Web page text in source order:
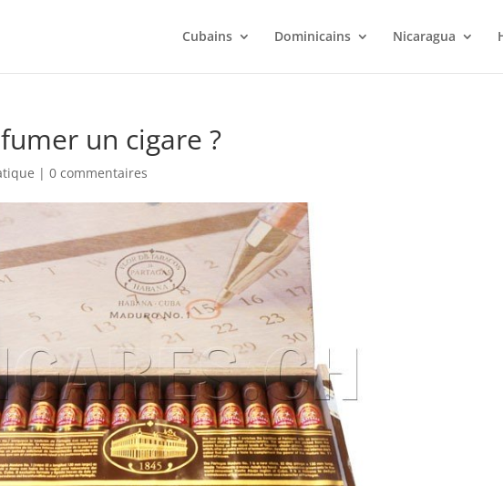
Cubains Dominicains Nicaragua
un cigare ?
| 0 commentaires